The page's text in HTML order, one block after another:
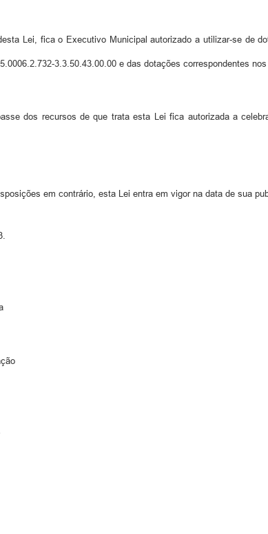
Lei, fica o Executivo Municipal autorizado a utilizar-se de
3.3.50.43.00.00 e das dotações correspondentes
dos recursos de que trata esta Lei fica autorizada a
em contrário, esta Lei entra em vigor na data de sua